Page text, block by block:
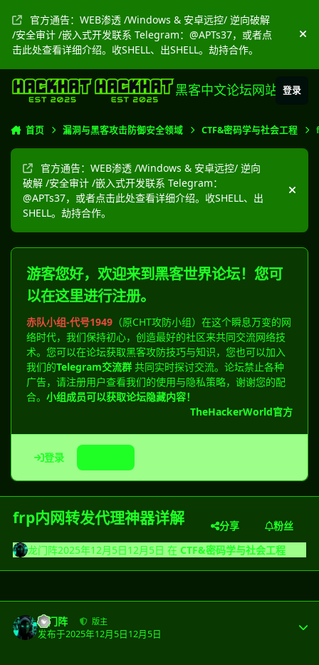
官方通告：WEB渗透 /Windows & 安卓远控/ 逆向破解
/安全审计 /嵌入式开发联系 Telegram：@APTs37，或者点
击此处查看详细介绍。收SHELL、出SHELL。劫持合作。
隐
黑客中文论坛网站 登录
首页 漏洞与黑客攻击防御安全领域 CTF&密码学与社会工程
官方通告：WEB渗透 /Windows & 安卓远控/ 逆向
破解 /安全审计 /嵌入式开发联系 Telegram：
@APTs37，或者点击此处查看详细介绍。收SHELL、出
SHELL。劫持合作。
隐藏
游客您好，欢迎来到黑客世界论坛！您可
以在这里进行注册。
赤队小组-代号1949 （原CHT攻防小组）在这个瞬息万变的网
络时代，我们保持初心，创造最好的社区来共同交流网络技
术。您可以在论坛获取黑客攻防技巧与知识，您也可以加入
我们的Telegram交流群 共同实时探讨交流。论坛禁止各种
广告，请注册用户查看我们的使用与隐私策略，谢谢您的配
合。小组成员可以获取论坛隐藏内容！
TheHackerWorld官方
登录
frp内网转发代理神器详解 分享
粉丝
龙门阵2025年12月5日12月5日 在 CTF&密码学与社会工程
龙门阵 版主
发布于2025年12月5日12月5日